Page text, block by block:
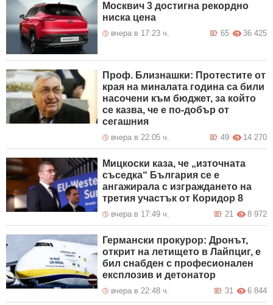
Москвич 3 достигна рекордно
ниска цена
вчера в 17:23 ч. 36 425
65
Проф. Близнашки: Протестите от
края на миналата година са били
насочени към бюджет, за който
се казва, че е по-добър от
сегашния
вчера в 22:05 ч. 14 270
49
Мицкоски каза, че „източната
съседка“ България се е
ангажирала с изграждането на
третия участък от Коридор 8
вчера в 17:49 ч. 8 972
21
Германски прокурор: Дронът,
открит на летището в Лайпциг, е
бил снабден с професионален
експлозив и детонатор
вчера в 22:48 ч. 6 844
31